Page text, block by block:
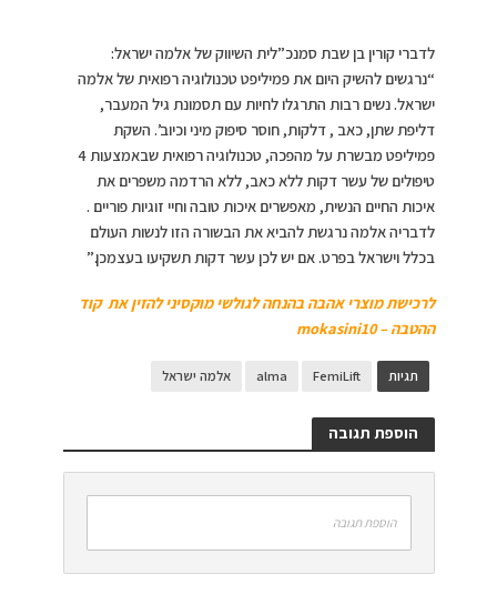
לדברי קורין בן שבת סמנכ”לית השיווק של אלמה ישראל:
“נרגשים להשיק היום את פמיליפט טכנולוגיה רפואית של אלמה
ישראל. נשים רבות התרגלו לחיות עם תסמונת גיל המעבר,
דליפת שתן, כאב , דלקות, חוסר סיפוק מיני וכיוב’. השקת
פמיליפט מבשרת על מהפכה, טכנולוגיה רפואית שבאמצעות 4
טיפולים של עשר דקות ללא כאב, ללא הרדמה משפרים את
איכות החיים הנשית, מאפשרים איכות טובה וחיי זוגיות פוריים .
לדבריה אלמה נרגשת להביא את הבשורה הזו לנשות העולם
בכלל וישראל בפרט. אם יש לכן עשר דקות תשקיעו בעצמכן.”
לרכישת מוצרי אהבה בהנחה לגולשי מוקסיני להזין את קוד
ההטבה – mokasini10
תגיות FemiLift
alma אלמה ישראל
הוספת תגובה
הוספת תגובה